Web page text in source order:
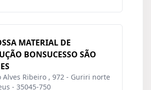
MATERIAL DE
BONSUCESSO SÃO
Alves Ribeiro , 972 - Guriri norte
- 35045-750